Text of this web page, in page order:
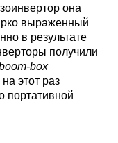
она
выраженный
в результате
получили
box
этот раз
портативной